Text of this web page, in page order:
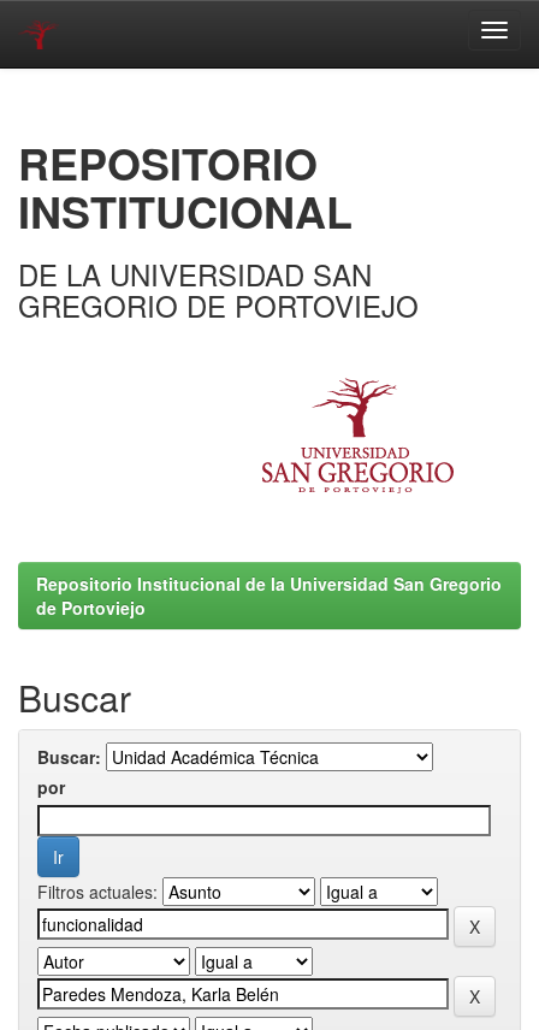
REPOSITORIO
INSTITUCIONAL
DE LA UNIVERSIDAD SAN
GREGORIO DE PORTOVIEJO
Repositorio Institucional de la Universidad San Gregorio
de Portoviejo
Buscar
Buscar:
por
Filtros actuales: